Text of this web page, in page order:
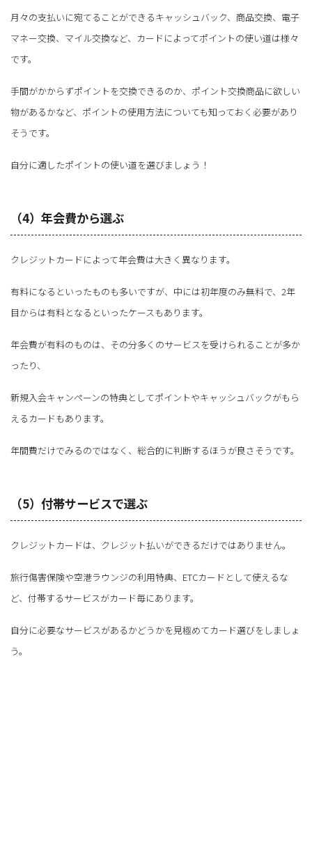
月々の支払いに宛てることができるキャッシュバック、商品交換、電子
マネー交換、マイル交換など、カードによってポイントの使い道は様々
です。
手間がかからずポイントを交換できるのか、ポイント交換商品に欲しい
物があるかなど、ポイントの使用方法についても知っておく必要があり
そうです。
自分に適したポイントの使い道を選びましょう！
（4）年会費から選ぶ
クレジットカードによって年会費は大きく異なります。
有料になるといったものも多いですが、中には初年度のみ無料で、2年
目からは有料となるといったケースもあります。
年会費が有料のものは、その分多くのサービスを受けられることが多か
ったり、
新規入会キャンペーンの特典としてポイントやキャッシュバックがもら
えるカードもあります。
年間費だけでみるのではなく、総合的に判断するほうが良さそうです。
（5）付帯サービスで選ぶ
クレジットカードは、クレジット払いができるだけではありません。
旅行傷害保険や空港ラウンジの利用特典、ETCカードとして使えるな
ど、付帯するサービスがカード毎にあります。
自分に必要なサービスがあるかどうかを見極めてカード選びをしましょ
う。